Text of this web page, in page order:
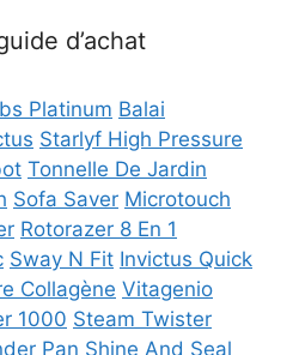
d’achat
Platinum Balai
Starlyf High Pressure
Tonnelle De Jardin
Sofa Saver Microtouch
Rotorazer 8 En 1
Sway N Fit Invictus Quick
Collagène Vitagenio
1000 Steam Twister
Pan Shine And Seal